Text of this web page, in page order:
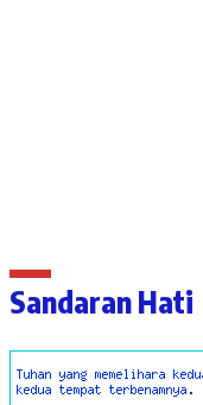
Sandaran Hati